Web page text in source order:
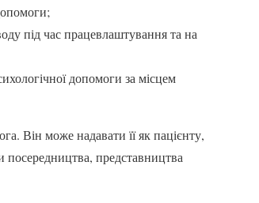
під час працевлаштування та на
допомоги за місцем
Він може надавати її як пацієнту,
представництва